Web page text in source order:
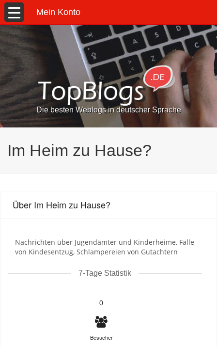
Mein Konto
Die besten Weblogs in deutscher Sprache
Im Heim zu Hause?
Über Im Heim zu Hause?
Nachrichten über Jugendämter und Kinderheime, Fälle
von Kindesentzug, Schlampereien von Gutachtern
7-Tage Statistik
0
Besucher